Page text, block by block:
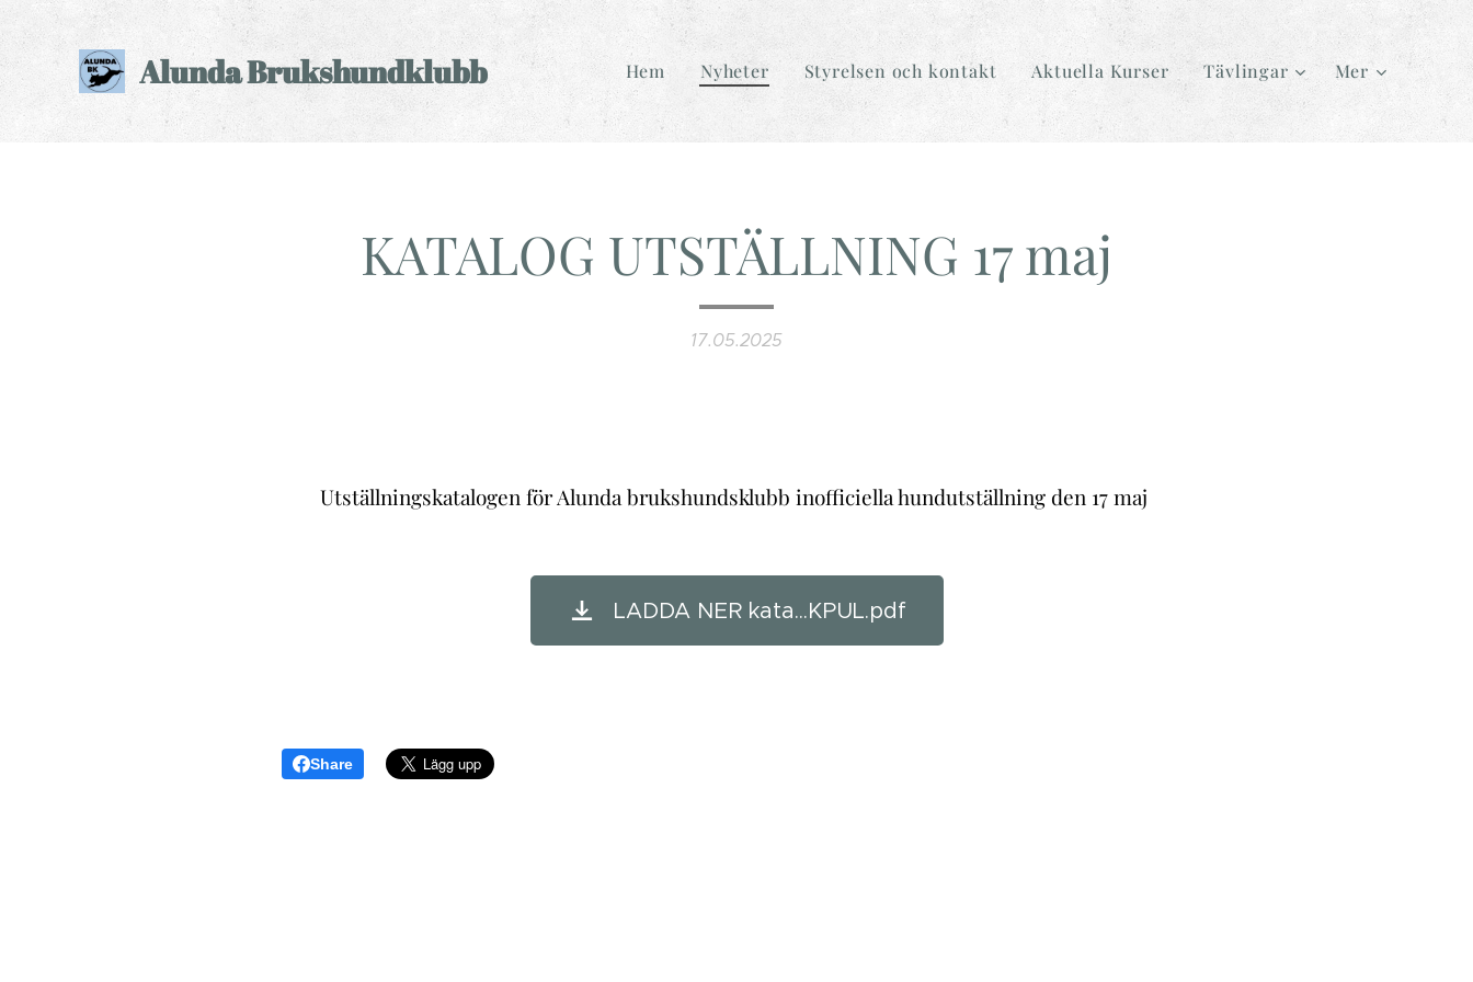
Alunda Brukshundklubb Hem Nyheter Styrelsen och kontakt Aktuella Kurser Tävlingar Mer
KATALOG UTSTÄLLNING 17 maj
17.05.2025
Utställningskatalogen för Alunda brukshundsklubb inofficiella hundutställning den 17 maj
LADDA NER kata...KPUL.pdf
Share